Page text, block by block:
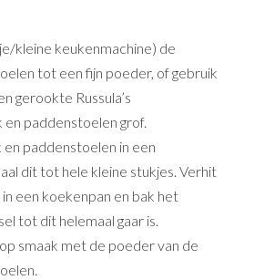
kleine keukenmachine) de
tot een fijn poeder, of gebruik
gerookte Russula’s
en paddenstoelen grof.
paddenstoelen in een
dit tot hele kleine stukjes. Verhit
een koekenpan en bak het
tot dit helemaal gaar is.
smaak met de poeder van de